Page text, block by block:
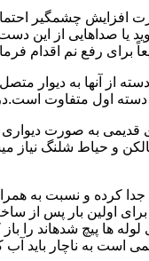
چشمگیر
از این دست
رفع نم اقدام
از آنها به دیوار
اول متفاوت
به صورت دیواری
و حیاط شلنگ
کرده و نسبت به
اولین بار پس از
ها پیچ شدهاند را
است به ناچار باید